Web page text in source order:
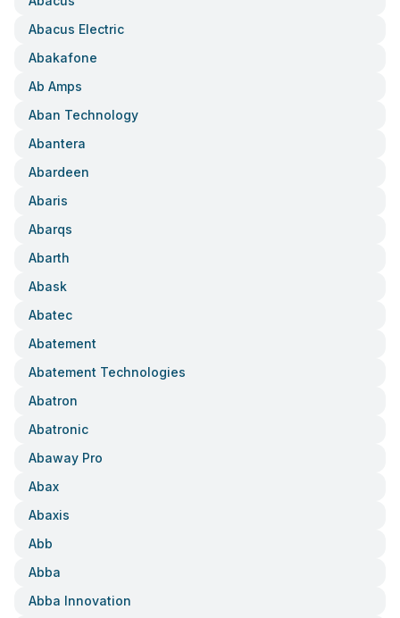
Abacus Electric
Abakafone
Ab Amps
Aban Technology
Abantera
Abardeen
Abaris
Abarqs
Abarth
Abask
Abatec
Abatement
Abatement Technologies
Abatron
Abatronic
Abaway Pro
Abax
Abaxis
Abb
Abba
Abba Innovation